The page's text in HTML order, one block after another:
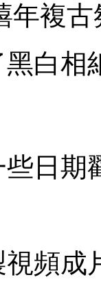
年複
白相
日
頻成